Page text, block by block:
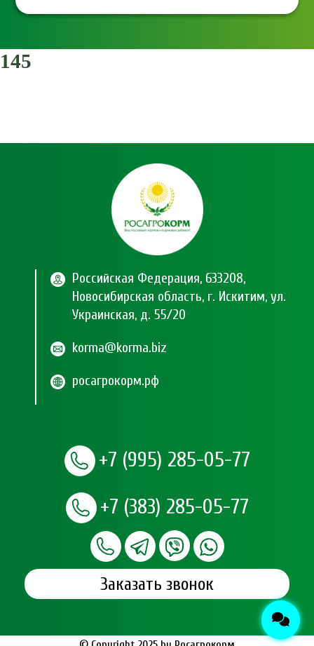
145
Российская Федерация, 633208,
Новосибирская область, г. Искитим, ул.
Украинская, д. 55/20
korma@korma.biz
росагрокорм.рф
+7 (995) 285-05-77
+7 (383) 285-05-77
Заказать звонок